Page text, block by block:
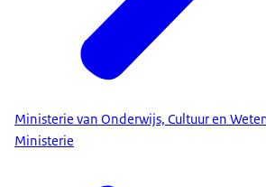
Ministerie van Onderwijs, Cultuur en
Ministerie